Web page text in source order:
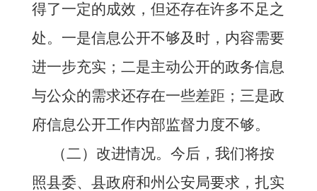
得了一定的成效，但还存在许多不足之
处。 一是信息公开不够及时，内容需要
进一步充实； 二是主动公开的政务信息
与公众的需求还存在一些差距； 三是政
府信息公开工作内部监督力度不够。
（二）改进情况。 今后，我们将按
照县委、 县政府和州公安局要求，扎实